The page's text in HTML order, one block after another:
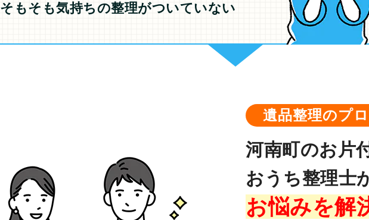
そもそも気持ちの整理がついていない
遺品整理のプロ
河南町のお片
おうち整理士
お悩みを解